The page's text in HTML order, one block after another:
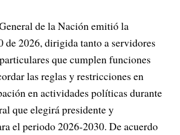
de la Nación emitió la
2026, dirigida tanto a servidores
que cumplen funciones
las reglas y restricciones en
en actividades políticas durante
que elegirá presidente y
el periodo 2026-2030. De acuerdo